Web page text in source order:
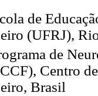
de
(UFRJ),
de
Centro
Brasil